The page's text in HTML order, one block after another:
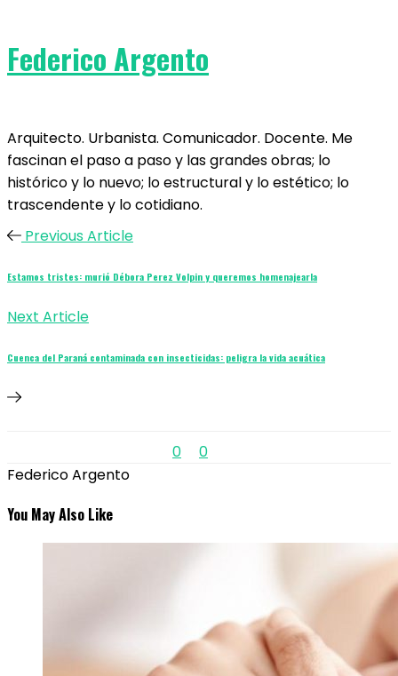
Federico Argento
Arquitecto. Urbanista. Comunicador. Docente. Me
fascinan el paso a paso y las grandes obras; lo
histórico y lo nuevo; lo estructural y lo estético; lo
trascendente y lo cotidiano.
Previous Article
Estamos tristes: murió Débora Perez Volpin y queremos homenajearla
Next Article
Cuenca del Paraná contaminada con insecticidas: peligra la vida acuática
0
0
Federico Argento
You May Also Like